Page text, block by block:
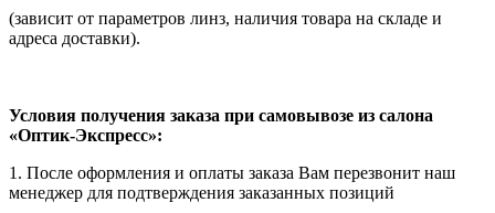
(зависит от параметров линз, наличия товара на складе и
адреса доставки).
Условия получения заказа при самовывозе из салона
«Оптик-Экспресс»:
1. После оформления и оплаты заказа Вам перезвонит наш
менеджер для подтверждения заказанных позиций